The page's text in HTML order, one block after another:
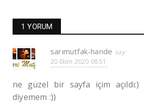
1 YORUM
sarımutfak-hande
20 Ekim 2020 08:51
ne güzel bir sayfa içim açıldı:)
diyemem :))